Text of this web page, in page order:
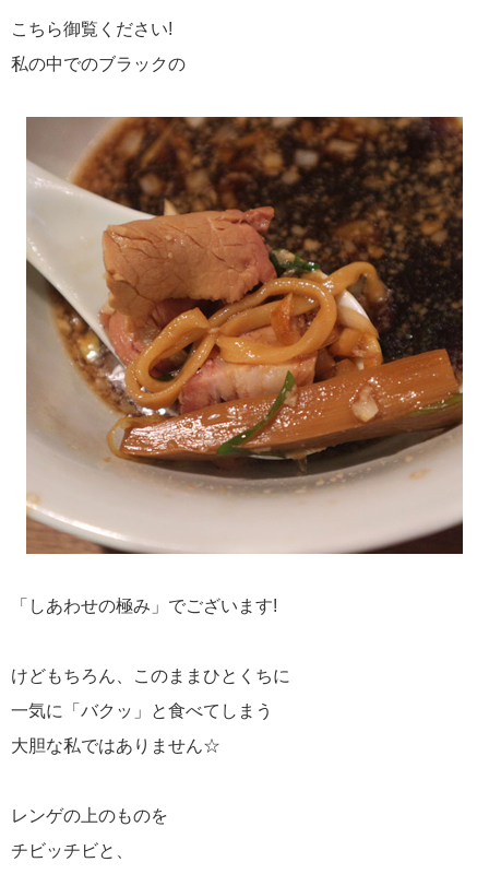
こちら御覧ください!
私の中でのブラックの
「しあわせの極み」でございます!
けどもちろん、このままひとくちに
一気に「バクッ」と食べてしまう
大胆な私ではありません☆
レンゲの上のものを
チビッチビと、